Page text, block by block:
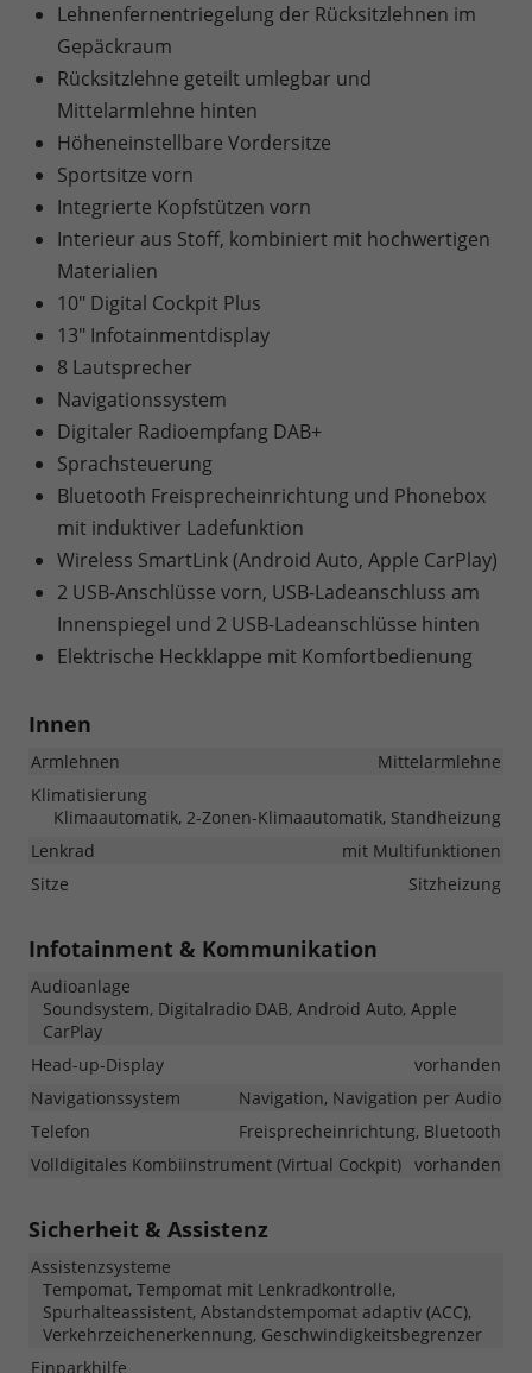
Lehnenfernentriegelung der Rücksitzlehnen im
Gepäckraum
Rücksitzlehne geteilt umlegbar und
Mittelarmlehne hinten
Höheneinstellbare Vordersitze
Sportsitze vorn
Integrierte Kopfstützen vorn
Interieur aus Stoff, kombiniert mit hochwertigen
Materialien
10" Digital Cockpit Plus
13" Infotainmentdisplay
8 Lautsprecher
Navigationssystem
Digitaler Radioempfang DAB+
Sprachsteuerung
Bluetooth Freisprecheinrichtung und Phonebox
mit induktiver Ladefunktion
Wireless SmartLink (Android Auto, Apple CarPlay)
2 USB-Anschlüsse vorn, USB-Ladeanschluss am
Innenspiegel und 2 USB-Ladeanschlüsse hinten
Elektrische Heckklappe mit Komfortbedienung
Innen
Armlehnen
Mittelarmlehne
Klimatisierung
Klimaautomatik, 2-Zonen-Klimaautomatik, Standheizung
Lenkrad
mit Multifunktionen
Sitze
Sitzheizung
Infotainment & Kommunikation
Audioanlage
Soundsystem, Digitalradio DAB, Android Auto, Apple
CarPlay
Head-up-Display
vorhanden
Navigationssystem
Navigation, Navigation per Audio
Telefon
Freisprecheinrichtung, Bluetooth
Volldigitales Kombiinstrument (Virtual Cockpit) vorhanden
Sicherheit & Assistenz
Assistenzsysteme
Tempomat, Tempomat mit Lenkradkontrolle,
Spurhalteassistent, Abstandstempomat adaptiv (ACC),
Verkehrzeichenerkennung, Geschwindigkeitsbegrenzer
Einparkhilfe